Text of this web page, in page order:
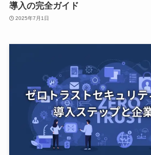
導入の完全ガイド
2025年7月1日